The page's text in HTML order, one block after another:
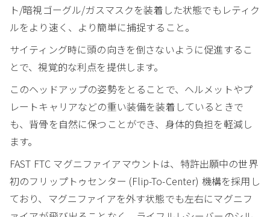
ト/暗視ゴーグル/ガスマスクを装着した状態でもレティク
ルをより速く、より簡単に捕捉すること。
サイティング時に頭の向きを倒さないように促進するこ
とで、視覚的な利点を提供します。
このヘッドアップの姿勢をとることで、ヘルメットやプ
レートキャリアなどの重い装備を装着しているときで
も、背骨を自然に保つことができ、身体的負担を軽減し
ます。
FAST FTC マグニファイアマウントは、特許出願中の世界
初のフリップトゥセンター (Flip-To-Center) 機構を採用し
ており、マグニファイアを外す状態でも左右にマグニフ